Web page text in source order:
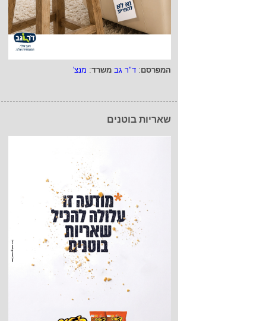
המפרסם: ד"ר גב משרד: מנצ'
שאריות בוטנים